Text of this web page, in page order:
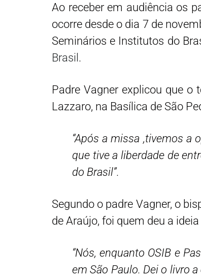
Ao receber em audiência os
ocorre desde o dia 7 de
Seminários e Institutos do
Brasil .
Padre Vagner explicou que o
Lazzaro, na Basílica de São
“Após a missa ,tivemos a
que tive a liberdade de
do Brasil”.
Segundo o padre Vagner, o
de Araújo, foi quem deu a
“Nós, enquanto OSIB e
em São Paulo. Dei o livro